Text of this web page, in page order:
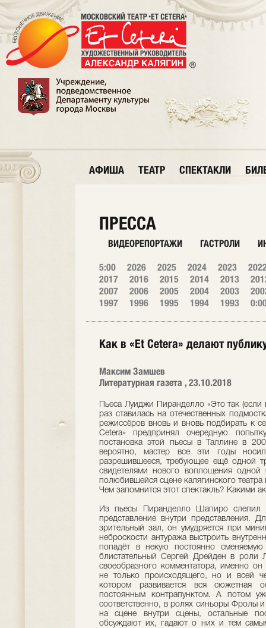
АФИША ТЕАТР СПЕКТАКЛИ
ПРЕССА
ВИДЕОРЕПОРТАЖИ ГАСТРОЛИ
5:00 2026 2025 2024 2023
2017
2016 2015 2014 2013
2007
2006 2005 2004 2003
1997
1996 1995 1994 1993
Как в «Et Cetera» делают
Максим Замшев
Литературная газета , 23.10.2018
Пьеса Луиджи Пиранделло «Это так (если
раз ставилась на отечественных
режиссёров вновь и вновь подбирать к
Cetera» предпринял очередную
постановка этой пьесы в Таллине в
вероятно, мастер все эти годы
разрешившееся, требующее ещё одной
свидетелями нового воплощения
полюбившейся сцене калягинского
Чем запомнится этот спектакль? Какими
Из пьесы Пиранделло Шапиро слепил
представление внутри представления.
зрительный зал, он умудряется при
неброскости антуража выстроить
попадёт в некую постоянно
блистательный Сергей Дрейден в роли
своеобразного комментатора, именно
не только происходящего, но и всей
котором развивается вся сюжетная
постоянным контрапунктом. А потом
соответственно, в ролях синьоры Фролы
на сцене внутри сцены, остальные
обсуждают их, гадают о них и тем